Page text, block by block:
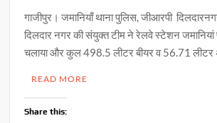
गाजीपुर। जमानियाँ थाना पुलिस, जीआरपी
दिलदार नगर की संयुक्त टीम ने रेलवे स्टेशन
चलाया और कुल 498.5 लीटर बीयर व 56.71
READ MORE
Share this: